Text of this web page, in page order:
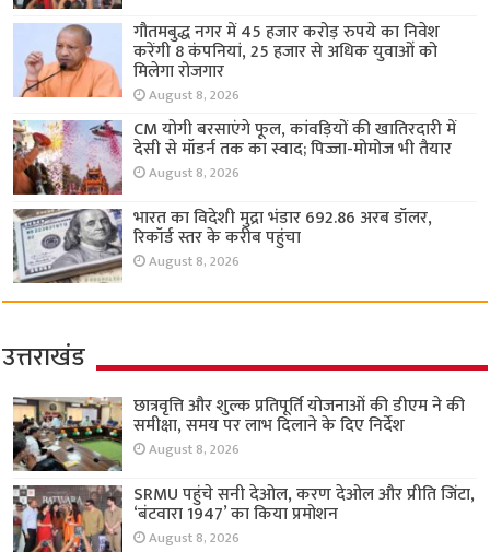
गौतमबुद्ध नगर में 45 हजार करोड़ रुपये का निवेश
करेंगी 8 कंपनियां, 25 हजार से अधिक युवाओं को
मिलेगा रोजगार
August 8, 2026
CM योगी बरसाएंगे फूल, कांवड़ियों की खातिरदारी में
देसी से मॉडर्न तक का स्वाद; पिज्जा-मोमोज भी तैयार
August 8, 2026
भारत का विदेशी मुद्रा भंडार 692.86 अरब डॉलर,
रिकॉर्ड स्तर के करीब पहुंचा
August 8, 2026
उत्तराखंड
छात्रवृत्ति और शुल्क प्रतिपूर्ति योजनाओं की डीएम ने की
समीक्षा, समय पर लाभ दिलाने के दिए निर्देश
August 8, 2026
SRMU पहुंचे सनी देओल, करण देओल और प्रीति जिंटा,
‘बंटवारा 1947’ का किया प्रमोशन
August 8, 2026